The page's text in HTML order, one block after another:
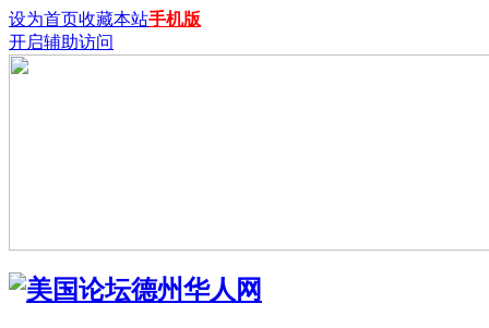
设为首页收藏本站手机版
开启辅助访问